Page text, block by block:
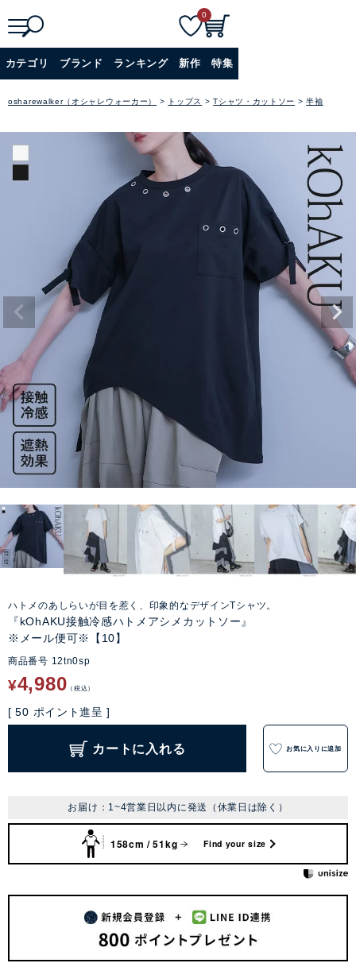
詳細検索
0
カテゴリ ブランド ランキング 新作 特集
osharewalker（オシャレウォーカー） トップス Tシャツ・カットソー 半袖
ハトメのあしらいが目を惹く、印象的なデザインTシャツ。
『kOhAKU接触冷感ハトメアシメカットソー』
※メール便可※【10】
商品番号 12tn0sp
¥4,980 税込
[ 50 ポイント進呈 ]
カートに入れる お気に入りに追加
お届け：1~4営業日以内に発送（休業日は除く）
158cm / 51kg Find your size